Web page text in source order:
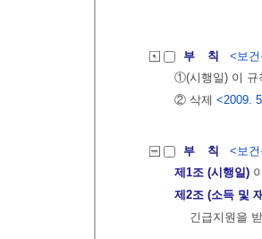
부 칙
<보
①(시행일) 이 규
② 삭제 <2009.
부 칙
<보
제1조 (시행일)
제2조 (소득 및
긴급지원을